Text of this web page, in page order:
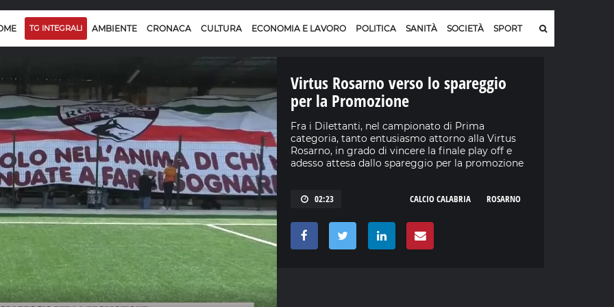
TG INTEGRALI AMBIENTE CRONACA CULTURA ECONOMIA E LAVORO POLITICA SANITÀ SOCIETÀ SPORT
Virtus Rosarno verso lo spareggio
per la Promozione
Fra i Dilettanti, nel campionato di Prima
categoria, tanto entusiasmo attorno alla Virtus
Rosarno, in grado di vincere la finale play off e
adesso attesa dallo spareggio per la promozione
02:23 ROSARNO
CALCIO CALABRIA